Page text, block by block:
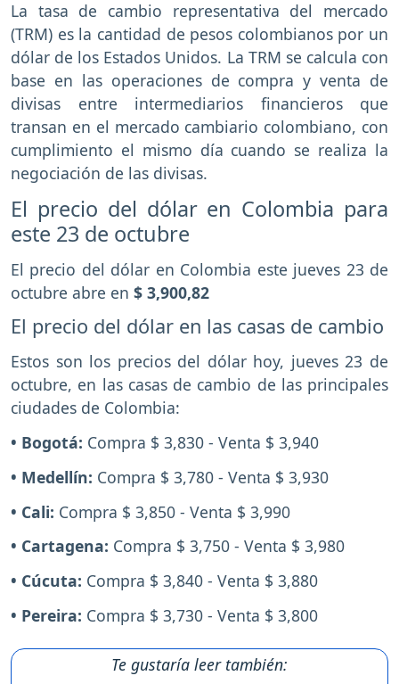
La tasa de cambio representativa del mercado
(TRM) es la cantidad de pesos colombianos por un
dólar de los Estados Unidos. La TRM se calcula con
base en las operaciones de compra y venta de
divisas entre intermediarios financieros que
transan en el mercado cambiario colombiano, con
cumplimiento el mismo día cuando se realiza la
negociación de las divisas.
El precio del dólar en Colombia para
este 23 de octubre
El precio del dólar en Colombia este jueves 23 de
octubre abre en $ 3,900,82
El precio del dólar en las casas de cambio
Estos son los precios del dólar hoy, jueves 23 de
octubre, en las casas de cambio de las principales
ciudades de Colombia:
• Bogotá: Compra $ 3,830 - Venta $ 3,940
• Medellín: Compra $ 3,780 - Venta $ 3,930
• Cali: Compra $ 3,850 - Venta $ 3,990
• Cartagena: Compra $ 3,750 - Venta $ 3,980
• Cúcuta: Compra $ 3,840 - Venta $ 3,880
• Pereira: Compra $ 3,730 - Venta $ 3,800
Te gustaría leer también: